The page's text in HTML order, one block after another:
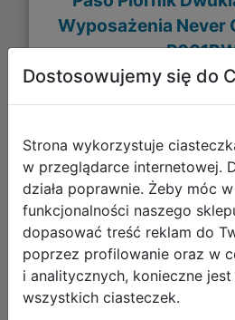
Wyposażenia Never
29,99 zł
Dostosowujemy się do
Strona wykorzystuje
w przeglądarce internetowej.
działa poprawnie. Żeby móc
funkcjonalności naszego
dopasować treść reklam do
poprzez profilowanie oraz w
i analitycznych, konieczne
wszystkich ciasteczek.